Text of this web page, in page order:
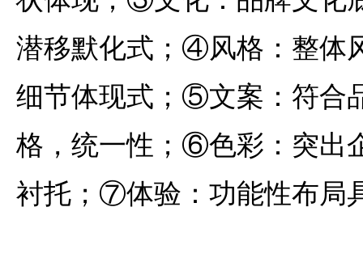
潜移默化式；④风格：整体
细节体现式；⑤文案：符合
格，统一性；⑥色彩：突出
衬托；⑦体验：功能性布局